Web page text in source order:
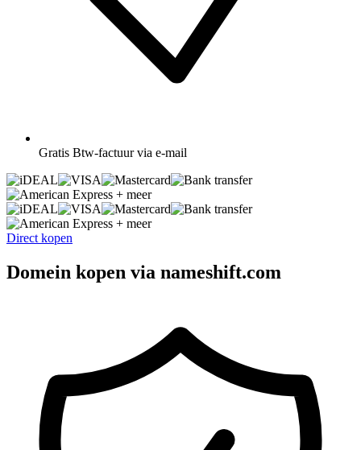
Gratis Btw-factuur via e-mail
+ meer
+ meer
Direct kopen
Domein kopen via nameshift.com